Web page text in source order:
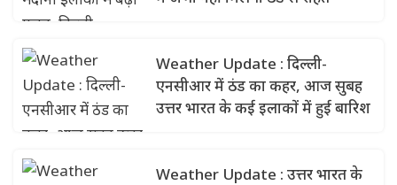
Weather Update : दिल्ली-
एनसीआर में ठंड का कहर, आज सुबह
उत्तर भारत के कई इलाकों में हुई बारिश
Weather Update : उत्तर भारत के